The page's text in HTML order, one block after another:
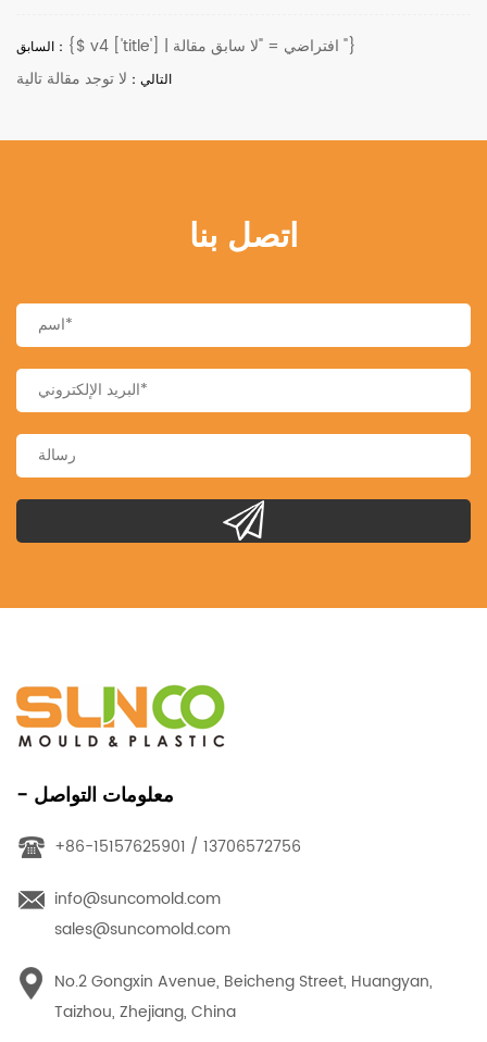
السابق： {$ v4 ['title'] | افتراضي = "لا سابق مقالة "}
التالي： لا توجد مقالة تالية
اتصل بنا
- معلومات التواصل
+86-15157625901 / 13706572756
info@suncomold.com
sales@suncomold.com
No.2 Gongxin Avenue, Beicheng Street, Huangyan,
Taizhou, Zhejiang, China